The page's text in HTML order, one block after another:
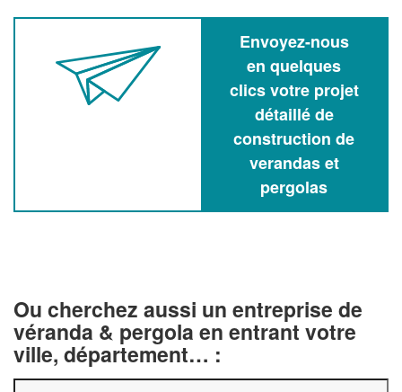
Envoyez-nous
en quelques
clics votre projet
détaillé de
construction de
verandas et
pergolas
Ou cherchez aussi un entreprise de
véranda & pergola en entrant votre
ville, département… :